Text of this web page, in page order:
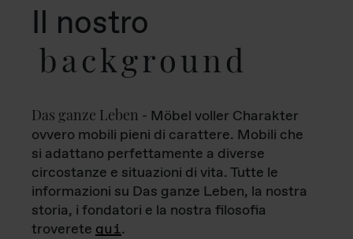
Il nostro
background
Das ganze Leben - Möbel voller Charakter
ovvero mobili pieni di carattere. Mobili che
si adattano perfettamente a diverse
circostanze e situazioni di vita. Tutte le
informazioni su Das ganze Leben, la nostra
storia, i fondatori e la nostra filosofia
troverete qui.